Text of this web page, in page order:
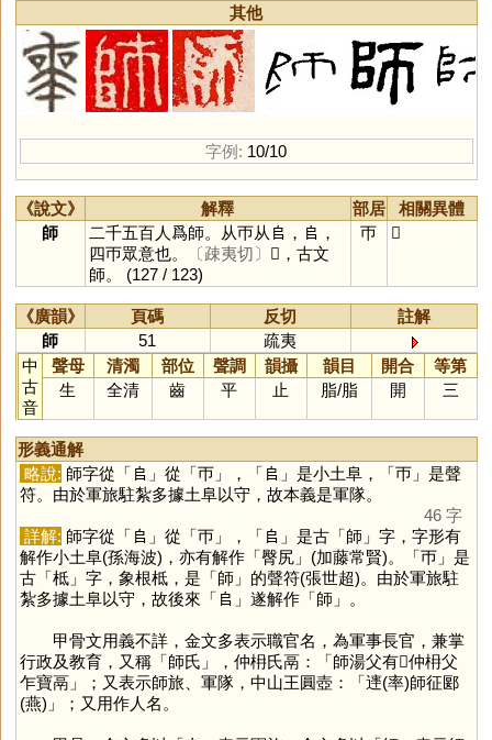
其他
字例: 10/10
《說文》 解釋 部居
相關異體
師
二千五百人爲師。从帀从𠂤，𠂤，
四帀眾意也。
〔疎夷切〕
𠦵，古文
師。 (127 / 123)
帀 𠦵
《廣韻》 頁碼 反切
註解
師
51
疏夷
中
古
音
聲母 清濁 部位 聲調 韻攝 韻目 開合
等第
生
全清 齒 平 止 脂/脂 開 三
形義通解
略說: 師字從「 𠂤 」從「帀」，「 𠂤 」是小土阜，「帀」是聲
符。由於軍旅駐紮多據土阜以守，故本義是軍隊。
46 字
詳解: 師字從「 𠂤 」從「帀」，「 𠂤 」是古「師」字，字形有
解作小土阜(孫海波)，亦有解作「臀尻」(加藤常賢)。「帀」是
古「柢」字，象根柢，是「師」的聲符(張世超)。由於軍旅駐
紮多據土阜以守，故後來「 𠂤 」遂解作「師」。
甲骨文用義不詳，金文多表示職官名，為軍事長官，兼掌
行政及教育，又稱「師氏」，仲枏氏鬲：「師湯父有𤔲仲枏父
乍寶鬲」；又表示師旅、軍隊，中山王圓壺：「䢦(率)師征郾
(燕)」；又用作人名。